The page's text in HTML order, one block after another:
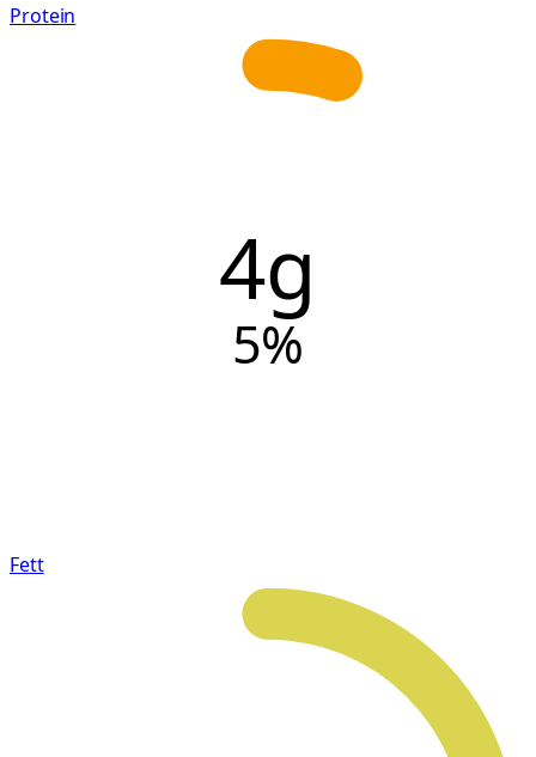
Protein
4g
5%
Fett